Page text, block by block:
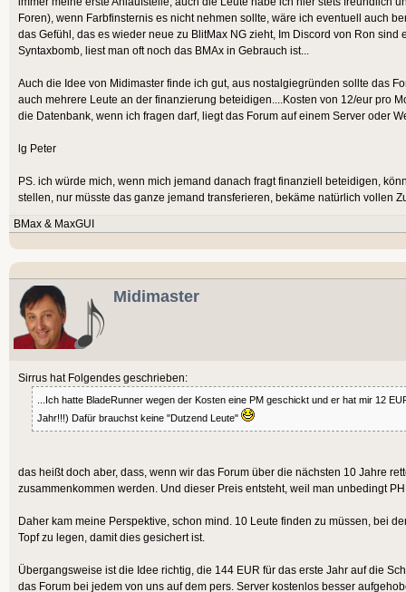
Foren), wenn Farbfinsternis es nicht nehmen sollte, wäre ich eventuell auch
das Gefühl, das es wieder neue zu BlitMax NG zieht, Im Discord von Ron
Syntaxbomb, liest man oft noch das BMAx in Gebrauch ist...
Auch die Idee von Midimaster finde ich gut, aus nostalgiegründen sollte das
auch mehrere Leute an der finanzierung beteidigen....Kosten von 12/eur pro
die Datenbank, wenn ich fragen darf, liegt das Forum auf einem Server oder
lg Peter
PS. ich würde mich, wenn mich jemand danach fragt finanziell beteidigen,
stellen, nur müsste das ganze jemand transferieren, bekäme natürlich vollen
BMax & MaxGUI
Midimaster
Sirrus hat Folgendes geschrieben:
...Ich hatte BladeRunner wegen der Kosten eine PM geschickt und er hat mir 12
Jahr!!!) Dafür brauchst keine "Dutzend Leute"
das heißt doch aber, dass, wenn wir das Forum über die nächsten 10 Jahre
zusammenkommen werden. Und dieser Preis entsteht, weil man unbedingt
Daher kam meine Perspektive, schon mind. 10 Leute finden zu müssen, bei
Topf zu legen, damit dies gesichert ist.
Übergangsweise ist die Idee richtig, die 144 EUR für das erste Jahr auf die
das Forum bei jedem von uns auf dem pers. Server kostenlos besser